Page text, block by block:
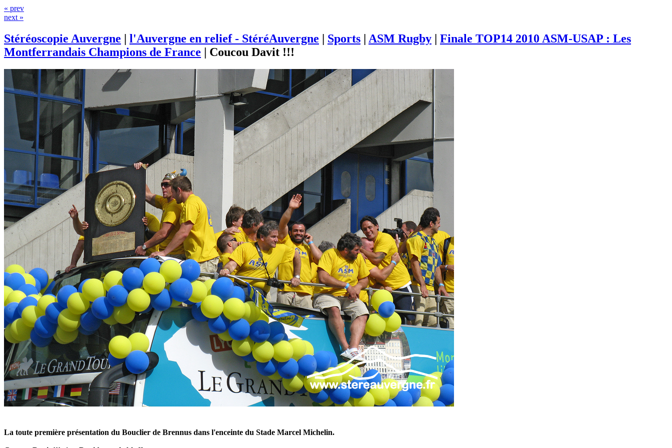
« prev
next »
Stéréoscopie Auvergne | l'Auvergne en relief - StéréAuvergne | Sports | ASM Rugby | Finale TOP14 2010 ASM-USAP : Les
Montferrandais Champions de France | Coucou Davit !!!
La toute première présentation du Bouclier de Brennus dans l'enceinte du Stade Marcel Michelin.